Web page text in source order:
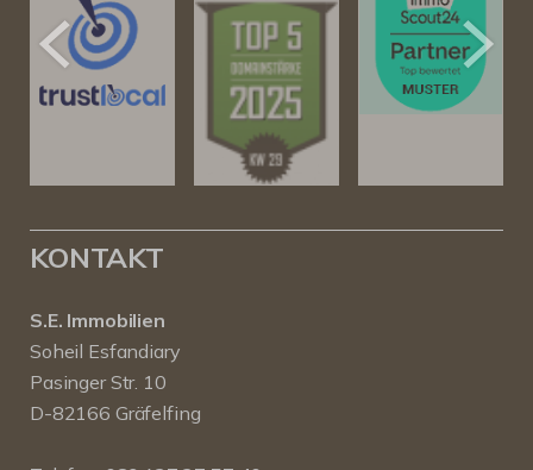
KONTAKT
S.E. Immobilien
Soheil Esfandiary
Pasinger Str. 10
D-82166 Gräfelfing